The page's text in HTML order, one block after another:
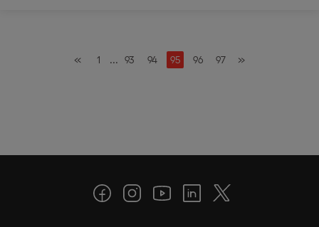
« 1 ... 93 94 95 96 97 »